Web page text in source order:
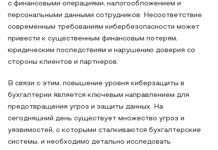
с финансовыми операциями, налогообложением и
персональными данными сотрудников. Несоответствие
современным требованиям кибербезопасности может
привести к существенным финансовым потерям,
юридическим последствиям и нарушению доверия со
стороны клиентов и партнеров.
В связи с этим, повышение уровня киберзащиты в
бухгалтерии является ключевым направлением для
предотвращения угроз и защиты данных. На
сегодняшний день существует множество угроз и
уязвимостей, с которыми сталкиваются бухгалтерские
системы, и необходимо детально исследовать